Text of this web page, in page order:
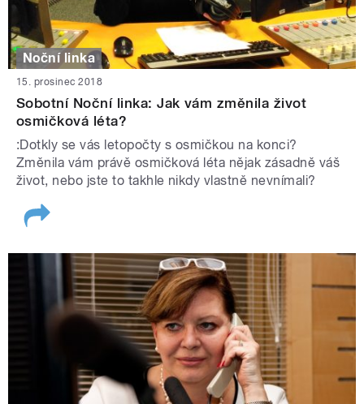
Noční linka
15. prosinec 2018
Sobotní Noční linka: Jak vám změnila život
osmičková léta?
:Dotkly se vás letopočty s osmičkou na konci?
Změnila vám právě osmičková léta nějak zásadně váš
život, nebo jste to takhle nikdy vlastně nevnímali?